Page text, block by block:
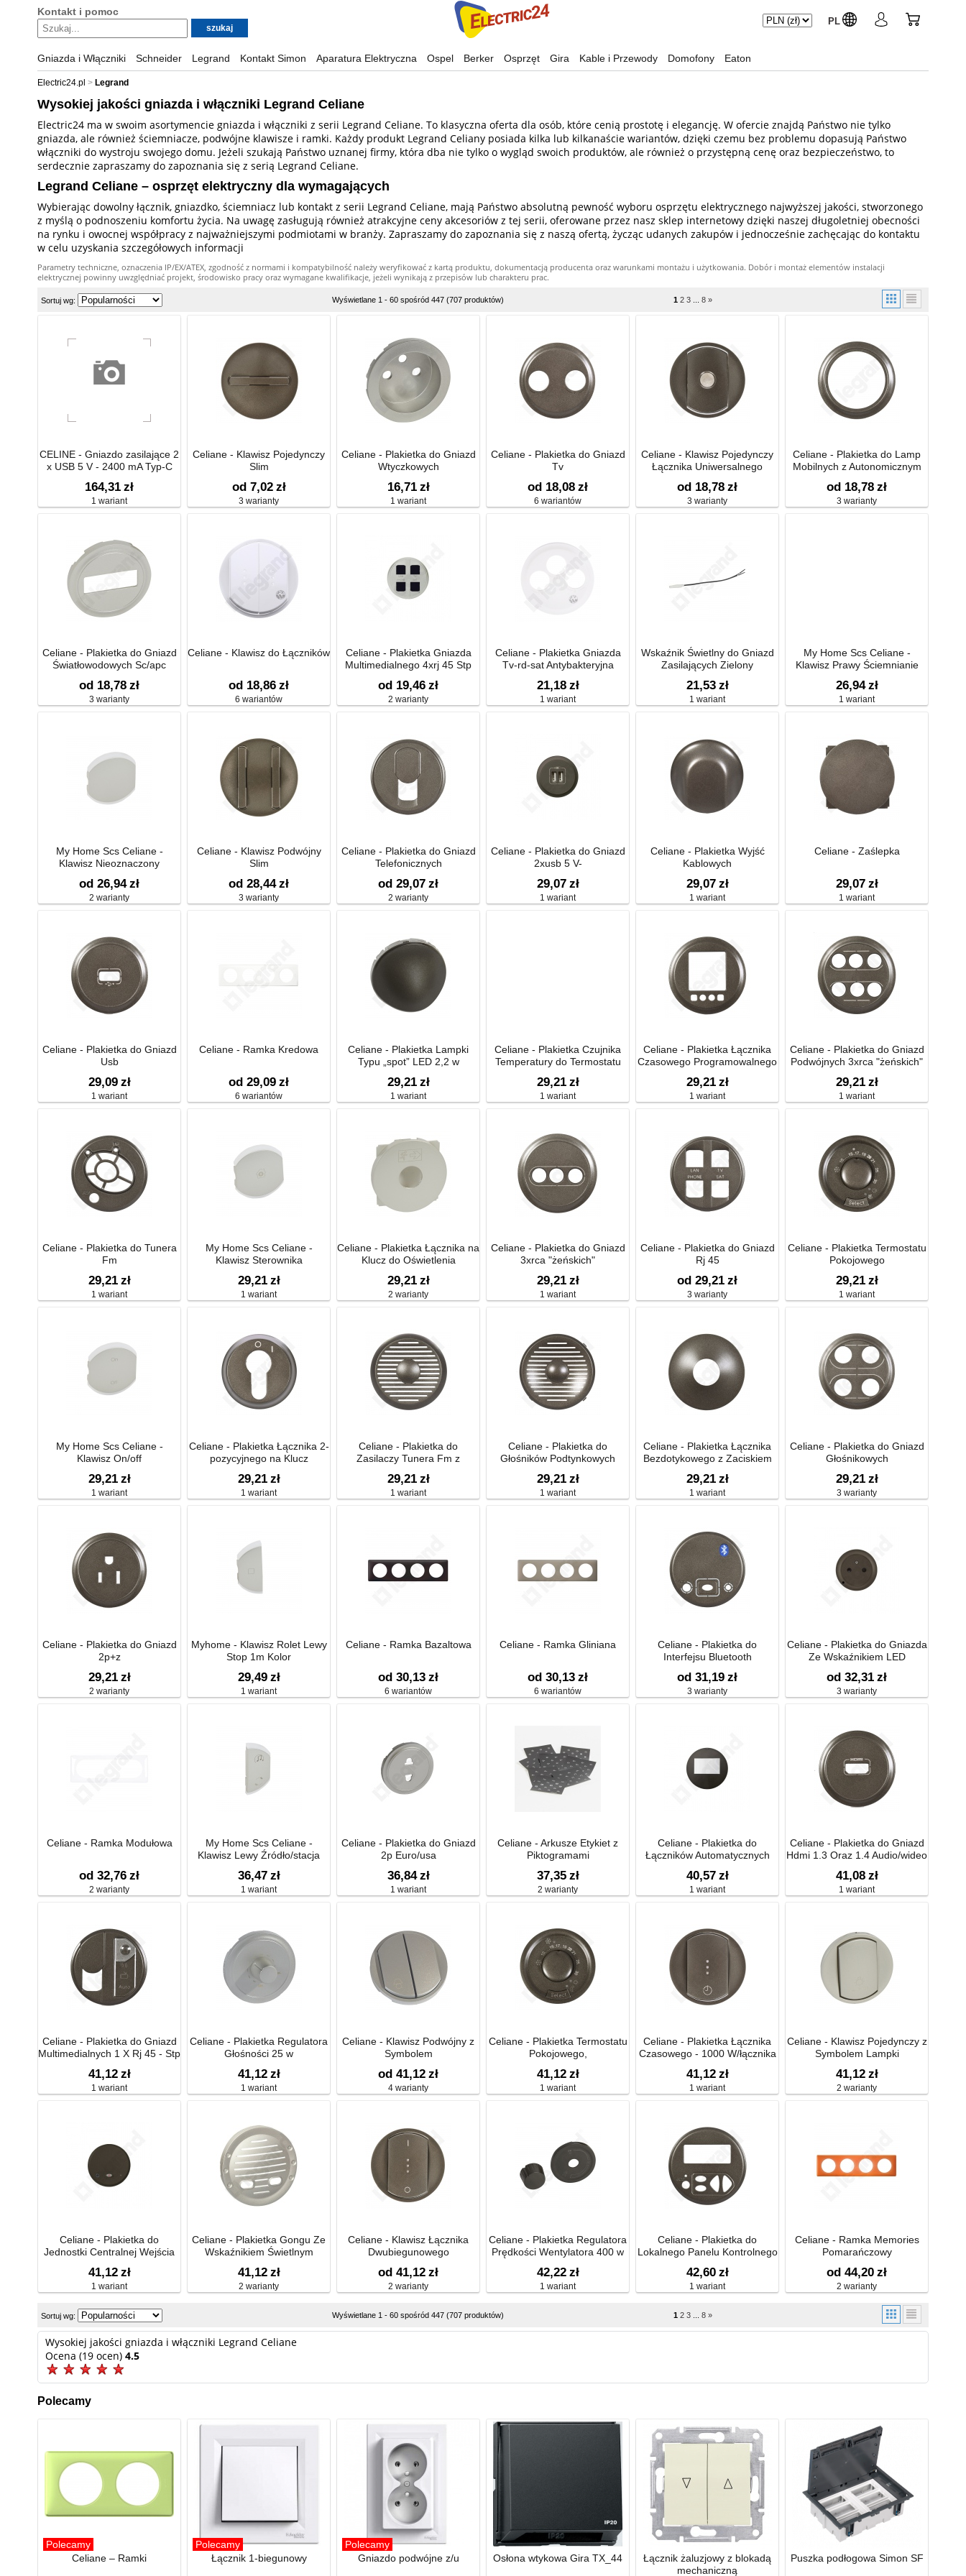
Kontakt i pomoc
PL
Gniazda i Włączniki Schneider Legrand Kontakt Simon Aparatura Elektryczna Ospel Berker Osprzęt Gira Kable i Przewody Domofony Eaton
Electric24.pl Legrand
Wysokiej jakości gniazda i włączniki Legrand Celiane
Electric24 ma w swoim asortymencie gniazda i włączniki z serii Legrand Celiane. To klasyczna oferta dla osób, które cenią prostotę i elegancję. W ofercie znajdą Państwo nie tylko
gniazda, ale również ściemniacze, podwójne klawisze i ramki. Każdy produkt Legrand Celiany posiada kilka lub kilkanaście wariantów, dzięki czemu bez problemu dopasują Państwo
włączniki do wystroju swojego domu. Jeżeli szukają Państwo uznanej firmy, która dba nie tylko o wygląd swoich produktów, ale również o przystępną cenę oraz bezpieczeństwo, to
serdecznie zapraszamy do zapoznania się z serią Legrand Celiane.
Legrand Celiane – osprzęt elektryczny dla wymagających
Wybierając dowolny łącznik, gniazdko, ściemniacz lub kontakt z serii Legrand Celiane, mają Państwo absolutną pewność wyboru osprzętu elektrycznego najwyższej jakości, stworzonego
z myślą o podnoszeniu komfortu życia. Na uwagę zasługują również atrakcyjne ceny akcesoriów z tej serii, oferowane przez nasz sklep internetowy dzięki naszej długoletniej obecności
na rynku i owocnej współpracy z najważniejszymi podmiotami w branży. Zapraszamy do zapoznania się z naszą ofertą, życząc udanych zakupów i jednocześnie zachęcając do kontaktu
w celu uzyskania szczegółowych informacji
Parametry techniczne, oznaczenia IP/EX/ATEX, zgodność z normami i kompatybilność należy weryfikować z kartą produktu, dokumentacją producenta oraz warunkami montażu i użytkowania. Dobór i montaż elementów instalacji
elektrycznej powinny uwzględniać projekt, środowisko pracy oraz wymagane kwalifikacje, jeżeli wynikają z przepisów lub charakteru prac.
Sortuj wg: Wyświetlane 1 - 60 spośród 447 (707 produktów) 1 2 3 8 »
CELINE - Gniazdo zasilające 2
x USB 5 V - 2400 mA Typ-C
164,31 zł
1 wariant
Celiane - Klawisz Pojedynczy
Slim
od 7,02 zł
3 warianty
Celiane - Plakietka do Gniazd
Wtyczkowych
16,71 zł
1 wariant
Celiane - Plakietka do Gniazd
Tv
od 18,08 zł
6 wariantów
Celiane - Klawisz Pojedynczy
Łącznika Uniwersalnego
od 18,78 zł
3 warianty
Celiane - Plakietka do Lamp
Mobilnych z Autonomicznym
od 18,78 zł
3 warianty
Celiane - Plakietka do Gniazd
Światłowodowych Sc/apc
od 18,78 zł
3 warianty
Celiane - Klawisz do Łączników
od 18,86 zł
6 wariantów
Celiane - Plakietka Gniazda
Multimedialnego 4xrj 45 Stp
od 19,46 zł
2 warianty
Celiane - Plakietka Gniazda
Tv-rd-sat Antybakteryjna
21,18 zł
1 wariant
Wskaźnik Świetlny do Gniazd
Zasilających Zielony
21,53 zł
1 wariant
My Home Scs Celiane -
Klawisz Prawy Ściemnianie
26,94 zł
1 wariant
My Home Scs Celiane -
Klawisz Nieoznaczony
od 26,94 zł
2 warianty
Celiane - Klawisz Podwójny
Slim
od 28,44 zł
3 warianty
Celiane - Plakietka do Gniazd
Telefonicznych
od 29,07 zł
2 warianty
Celiane - Plakietka do Gniazd
2xusb 5 V-
29,07 zł
1 wariant
Celiane - Plakietka Wyjść
Kablowych
29,07 zł
1 wariant
Celiane - Zaślepka
29,07 zł
1 wariant
Celiane - Plakietka do Gniazd
Usb
29,09 zł
1 wariant
Celiane - Ramka Kredowa
od 29,09 zł
6 wariantów
Celiane - Plakietka Lampki
Typu „spot” LED 2,2 w
29,21 zł
1 wariant
Celiane - Plakietka Czujnika
Temperatury do Termostatu
29,21 zł
1 wariant
Celiane - Plakietka Łącznika
Czasowego Programowalnego
29,21 zł
1 wariant
Celiane - Plakietka do Gniazd
Podwójnych 3xrca "żeńskich"
29,21 zł
1 wariant
Celiane - Plakietka do Tunera
Fm
29,21 zł
1 wariant
My Home Scs Celiane -
Klawisz Sterownika
29,21 zł
1 wariant
Celiane - Plakietka Łącznika na
Klucz do Oświetlenia
29,21 zł
2 warianty
Celiane - Plakietka do Gniazd
3xrca "żeńskich"
29,21 zł
1 wariant
Celiane - Plakietka do Gniazd
Rj 45
od 29,21 zł
3 warianty
Celiane - Plakietka Termostatu
Pokojowego
29,21 zł
1 wariant
My Home Scs Celiane -
Klawisz On/off
29,21 zł
1 wariant
Celiane - Plakietka Łącznika 2-
pozycyjnego na Klucz
29,21 zł
1 wariant
Celiane - Plakietka do
Zasilaczy Tunera Fm z
29,21 zł
1 wariant
Celiane - Plakietka do
Głośników Podtynkowych
29,21 zł
1 wariant
Celiane - Plakietka Łącznika
Bezdotykowego z Zaciskiem
29,21 zł
1 wariant
Celiane - Plakietka do Gniazd
Głośnikowych
29,21 zł
3 warianty
Celiane - Plakietka do Gniazd
2p+z
29,21 zł
2 warianty
Myhome - Klawisz Rolet Lewy
Stop 1m Kolor
29,49 zł
1 wariant
Celiane - Ramka Bazaltowa
od 30,13 zł
6 wariantów
Celiane - Ramka Gliniana
od 30,13 zł
6 wariantów
Celiane - Plakietka do
Interfejsu Bluetooth
od 31,19 zł
3 warianty
Celiane - Plakietka do Gniazda
Ze Wskaźnikiem LED
od 32,31 zł
3 warianty
Celiane - Ramka Modułowa
od 32,76 zł
2 warianty
My Home Scs Celiane -
Klawisz Lewy Źródło/stacja
36,47 zł
1 wariant
Celiane - Plakietka do Gniazd
2p Euro/usa
36,84 zł
1 wariant
Celiane - Arkusze Etykiet z
Piktogramami
37,35 zł
2 warianty
Celiane - Plakietka do
Łączników Automatycznych
40,57 zł
1 wariant
Celiane - Plakietka do Gniazd
Hdmi 1.3 Oraz 1.4 Audio/wideo
41,08 zł
1 wariant
Celiane - Plakietka do Gniazd
Multimedialnych 1 X Rj 45 - Stp
41,12 zł
1 wariant
Celiane - Plakietka Regulatora
Głośności 25 w
41,12 zł
1 wariant
Celiane - Klawisz Podwójny z
Symbolem
od 41,12 zł
4 warianty
Celiane - Plakietka Termostatu
Pokojowego,
Dodatkowym Wejściem
41,12 zł
1 wariant
Celiane - Plakietka Łącznika
Czasowego - 1000 W/łącznika
Opóźnieniem Czasowym
41,12 zł
1 wariant
Celiane - Klawisz Pojedynczy z
Symbolem Lampki
41,12 zł
2 warianty
Celiane - Plakietka do
Jednostki Centralnej Wejścia
41,12 zł
1 wariant
Celiane - Plakietka Gongu Ze
Wskaźnikiem Świetlnym
41,12 zł
2 warianty
Celiane - Klawisz Łącznika
Dwubiegunowego
od 41,12 zł
2 warianty
Celiane - Plakietka Regulatora
Prędkości Wentylatora 400 w
42,22 zł
1 wariant
Celiane - Plakietka do
Lokalnego Panelu Kontrolnego
42,60 zł
1 wariant
Celiane - Ramka Memories
Pomarańczowy
od 44,20 zł
2 warianty
Sortuj wg: Wyświetlane 1 - 60 spośród 447 (707 produktów) 1 2 3 8 »
Wysokiej jakości gniazda i włączniki Legrand Celiane
Ocena (19 ocen) 4.5
Polecamy
Polecamy
Celiane – Ramki
Polecamy
Łącznik 1-biegunowy
Polecamy
Gniazdo podwójne z/u
Osłona wtykowa Gira TX_44
Łącznik żaluzjowy z blokadą
mechaniczną
Puszka podłogowa Simon SF